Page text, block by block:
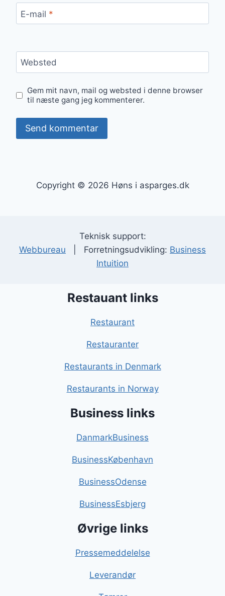
E-mail *
Websted
Gem mit navn, mail og websted i denne browser
til næste gang jeg kommenterer.
Copyright © 2026 Høns i asparges.dk
Teknisk support:
Webbureau | Forretningsudvikling: Business
Intuition
Restauant links
Restaurant
Restauranter
Restaurants in Denmark
Restaurants in Norway
Business links
DanmarkBusiness
BusinessKøbenhavn
BusinessOdense
BusinessEsbjerg
Øvrige links
Pressemeddelelse
Leverandør